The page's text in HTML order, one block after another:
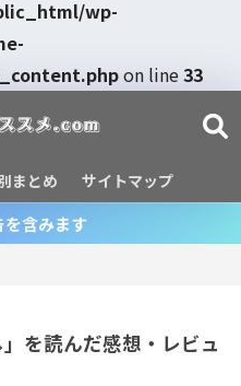
wp-
on line33
まとめ サイトマップ
を含みます
を読んだ感想・レビュ